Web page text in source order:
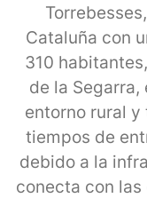
Cataluña con
310
de la Segarra,
entorno rural
tiempos de
debido a la
conecta con